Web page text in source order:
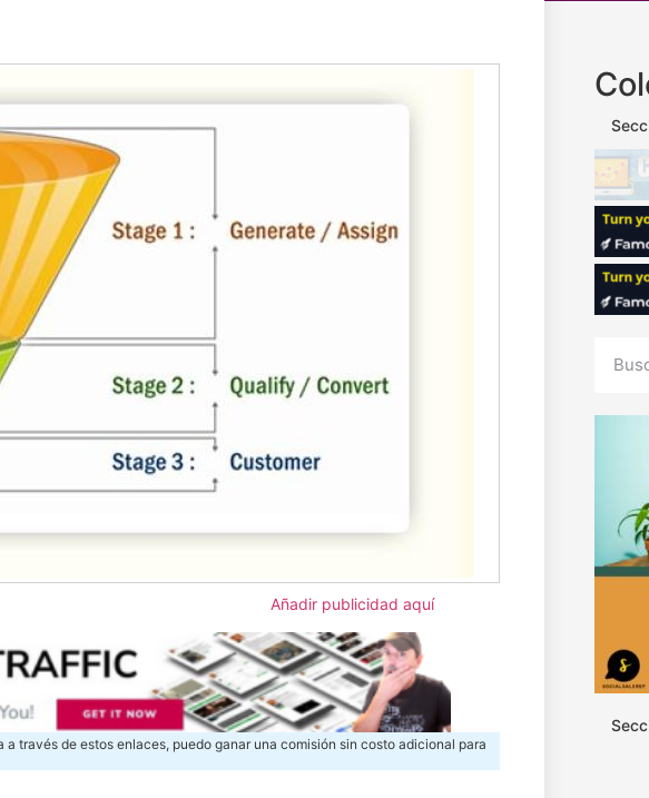
Añadir publicidad aquí
través de estos enlaces, puedo ganar una comisión sin costo adicional para